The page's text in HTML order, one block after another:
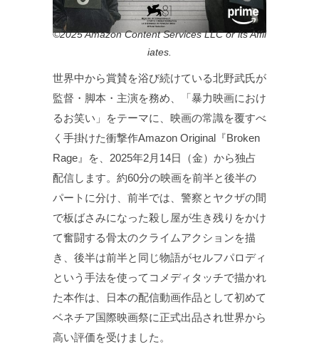
©2025 Amazon Content Services LLC or its Affil
iates.
世界中から賞賛を浴び続けている北野武氏が
監督・脚本・主演を務め、「暴力映画におけ
るお笑い」をテーマに、映画の常識を覆すべ
く手掛けた衝撃作Amazon Original『Broken
Rage』を、2025年2月14日（金）から独占
配信します。約60分の映画を前半と後半の
パートに分け、前半では、警察とヤクザの間
で板ばさみになった殺し屋が生き残りをかけ
て奮闘する骨太のクライムアクションを描
き、後半は前半と同じ物語がセルフパロディ
という手法を使ってコメディタッチで描かれ
た本作は、日本の配信動画作品として初めて
ベネチア国際映画祭に正式出品され世界から
高い評価を受けました。